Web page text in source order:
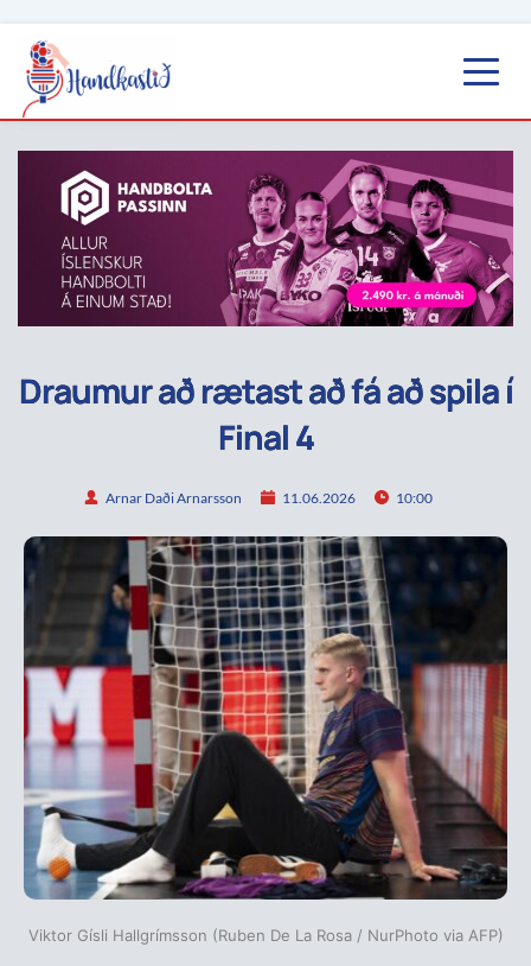
Draumur að rætast að fá að spila í
Final 4
Arnar Daði Arnarsson 11.06.2026 10:00
Viktor Gísli Hallgrímsson (Ruben De La Rosa / NurPhoto via AFP)